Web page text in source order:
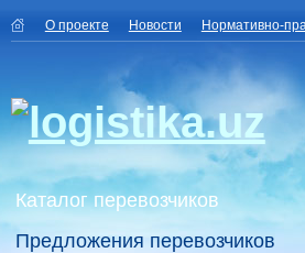
О проекте Новости Нормативно-
Каталог перевозчиков
Предложения перевозчиков